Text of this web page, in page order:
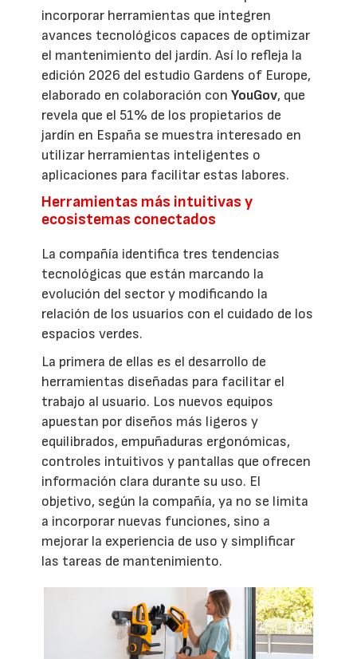
incorporar herramientas que integren
avances tecnológicos capaces de optimizar
el mantenimiento del jardín. Así lo refleja la
edición 2026 del estudio Gardens of Europe,
elaborado en colaboración conYouGov, que
revela que el 51% de los propietarios de
jardín en España se muestra interesado en
utilizar herramientas inteligentes o
aplicaciones para facilitar estas labores.
Herramientas más intuitivas y
ecosistemas conectados
La compañía identifica tres tendencias
tecnológicas que están marcando la
evolución del sector y modificando la
relación de los usuarios con el cuidado de los
espacios verdes.
La primera de ellas es el desarrollo de
herramientas diseñadas para facilitar el
trabajo al usuario. Los nuevos equipos
apuestan por diseños más ligeros y
equilibrados, empuñaduras ergonómicas,
controles intuitivos y pantallas que ofrecen
información clara durante su uso. El
objetivo, según la compañía, ya no se limita
a incorporar nuevas funciones, sino a
mejorar la experiencia de uso y simplificar
las tareas de mantenimiento.